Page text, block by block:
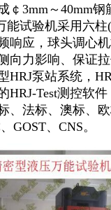
￠ 3mm～40mm
能试验机采用 六柱
响应， 球头调心
向力影响、保证
HRJ泵站系统，
HRJ-Test测控软件
、 法标、澳标、
、 GOST、CNS。